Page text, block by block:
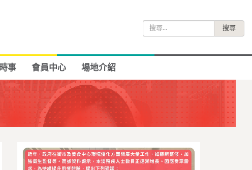
尋
時事 會員中心 場地介紹